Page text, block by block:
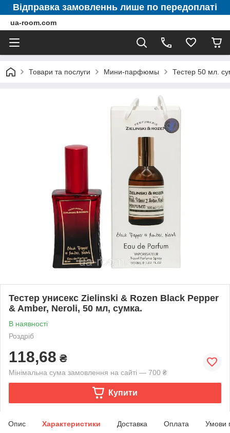
Відправка замовленнь лише по передоплаті
ua-room.com
Товари та послуги Мини-парфюмы Тестер 50 мл.
Тестер унисекс Zielinski & Rozen Black Pepper
& Amber, Neroli, 50 мл, сумка.
В наявності
Роздріб
118,68 ₴
Мінімальна сума замовлення на сайті — 700 ₴
Купити
Опис Характеристики Доставка Оплата Умови